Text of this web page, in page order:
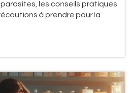
les conseils pratiques
à prendre pour la